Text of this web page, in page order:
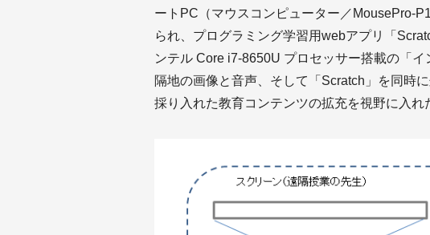
ートPC（マウスコンピューター／MousePro-
られ、プログラミング学習用webアプリ「
ンテル Core i7-8650U プロセッサー搭載の「
隔地の画像と音声、そして「Scratch」を同時
採り入れた教育コンテンツの拡充を視野に入れ